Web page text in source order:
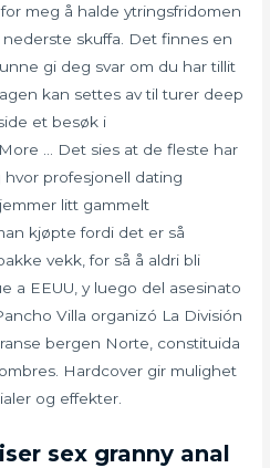
meg å halde ytringsfridomen
skuffa. Det finnes en
gi deg svar om du har tillit
kan settes av til turer deep
et besøk i
… Det sies at de fleste har
profesjonell dating
litt gammelt
kjøpte fordi det er så
vekk, for så å aldri bli
a EEUU, y luego del asesinato
Villa organizó La División
bergen Norte, constituida
Hardcover gir mulighet
og effekter.
sex granny anal